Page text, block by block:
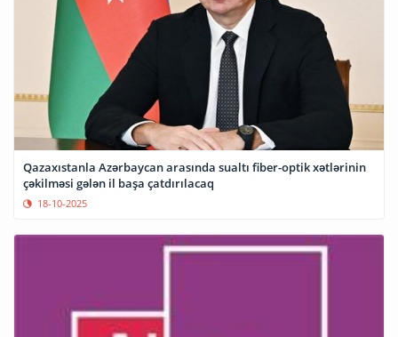
Qazaxıstanla Azərbaycan arasında sualtı fiber-optik xətlərinin
çəkilməsi gələn il başa çatdırılacaq
18-10-2025